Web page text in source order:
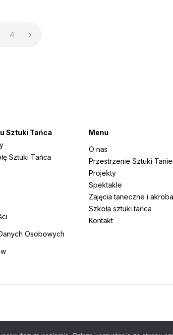
4 ›
Sztuki Tańca
Sztuki Tańca
Osobowych
Menu
O nas
Przestrzenie Sztuki
Projekty
Spektakle
Zajęcia taneczne i
Szkoła sztuki tańca
Kontakt